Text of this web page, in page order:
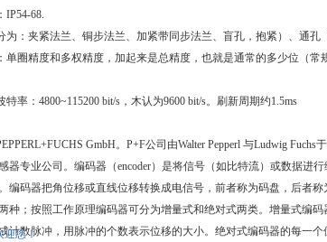
迎您！
IP54-68.
为：夹紧法兰、铜步法兰、加紧带同步法兰、盲孔，抱紧）、通孔
单圈精度和多权精度，加起来是总精度，也就是通常的多少位（常
率：4800~115200 bit/s，木认为9600 bit/s。刷新周期约1.5ms
GmbH。P+F公司由Walter Pepperl 与Ludwig Fuchs
器专业公司。编码器（encoder）是将信号（如比特流）或数据进
编码器把角位移或直线位移转换成电信号，前者称为码盘，后者
种；按照工作原理编码器可分为增量式和绝对式两类。增量式编码
计数脉冲，用脉冲的个数表示位移的大小。绝对式编码器的每一